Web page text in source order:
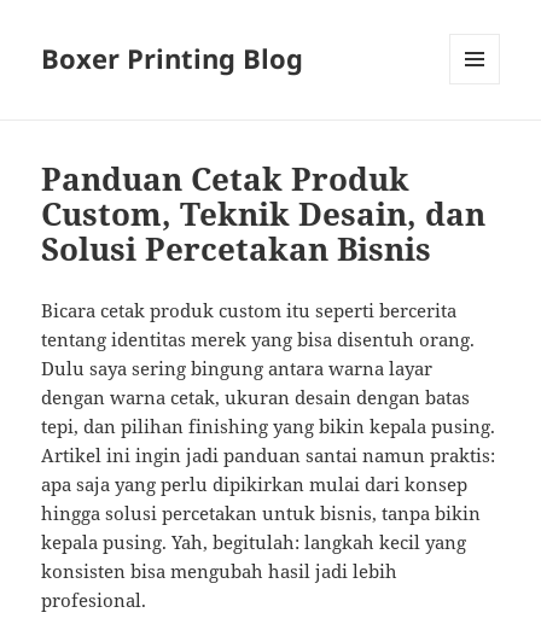
Boxer Printing Blog
Panduan Cetak Produk
Custom, Teknik Desain, dan
Solusi Percetakan Bisnis
Bicara cetak produk custom itu seperti bercerita
tentang identitas merek yang bisa disentuh orang.
Dulu saya sering bingung antara warna layar
dengan warna cetak, ukuran desain dengan batas
tepi, dan pilihan finishing yang bikin kepala pusing.
Artikel ini ingin jadi panduan santai namun praktis:
apa saja yang perlu dipikirkan mulai dari konsep
hingga solusi percetakan untuk bisnis, tanpa bikin
kepala pusing. Yah, begitulah: langkah kecil yang
konsisten bisa mengubah hasil jadi lebih
profesional.